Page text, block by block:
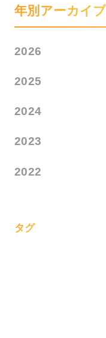
年別アーカイブ
2026
2025
2024
2023
2022
タグ